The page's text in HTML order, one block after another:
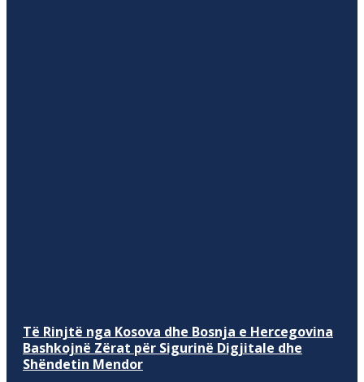
Të Rinjtë nga Kosova dhe Bosnja e Hercegovina
Bashkojnë Zërat për Sigurinë Digjitale dhe
Shëndetin Mendor